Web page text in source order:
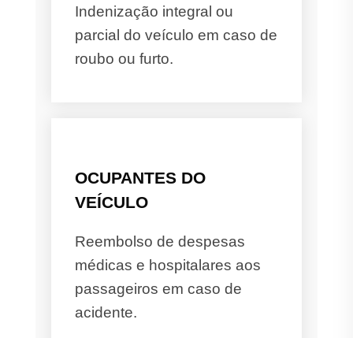
Indenização integral ou
parcial do veículo em caso de
roubo ou furto.
OCUPANTES DO
VEÍCULO
Reembolso de despesas
médicas e hospitalares aos
passageiros em caso de
acidente.